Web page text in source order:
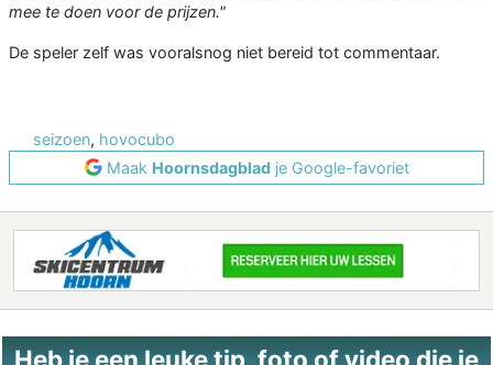
mee te doen voor de prijzen."
De speler zelf was vooralsnog niet bereid tot commentaar.
seizoen, hovocubo
Maak Hoornsdagbladje Google-favoriet
Heb je een leuke tip, foto of video die je